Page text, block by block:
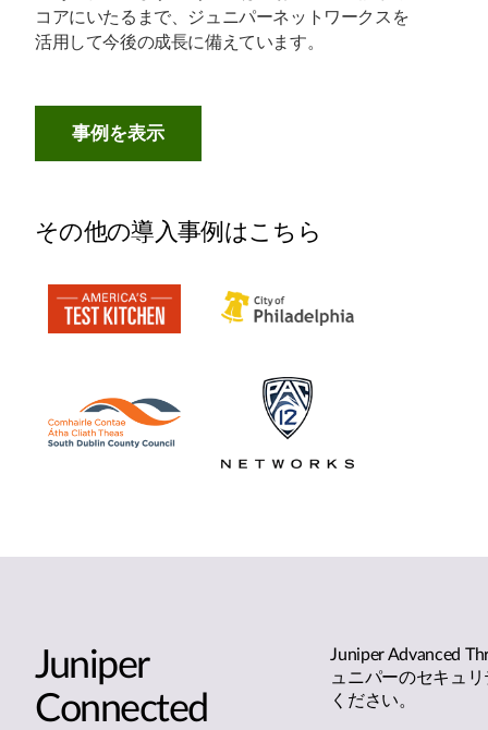
コアにいたるまで、ジュニパーネットワークスを
活用して今後の成長に備えています。
事例を表示
その他の導入事例はこちら
Juniper
Connected
Juniper Advanced
ュニパーのセキュ
ください。